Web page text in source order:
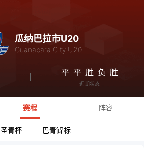
瓜纳巴拉市U20
Guanabara City U20
平 平 胜 负 胜
近期状态
赛程 阵容
圣青杯 巴青锦标